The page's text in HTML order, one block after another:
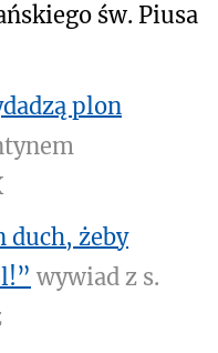
św. Piusa
plon
duch, żeby
wywiad z s.